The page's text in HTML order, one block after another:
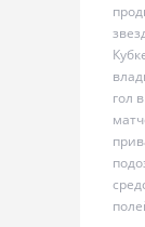
гол